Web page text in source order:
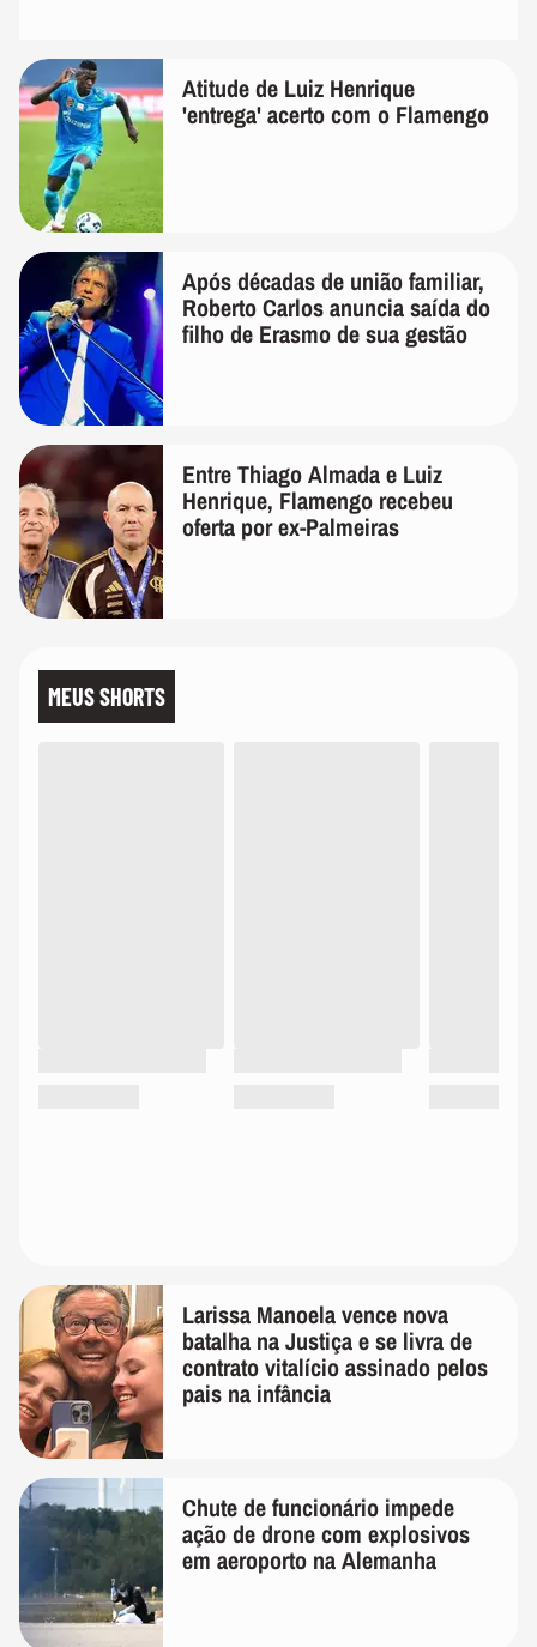
Atitude de Luiz Henrique
'entrega' acerto com o Flamengo
Após décadas de união familiar,
Roberto Carlos anuncia saída do
filho de Erasmo de sua gestão
Entre Thiago Almada e Luiz
Henrique, Flamengo recebeu
oferta por ex-Palmeiras
MEUS SHORTS
Larissa Manoela vence nova
batalha na Justiça e se livra de
contrato vitalício assinado pelos
pais na infância
Chute de funcionário impede
ação de drone com explosivos
em aeroporto na Alemanha